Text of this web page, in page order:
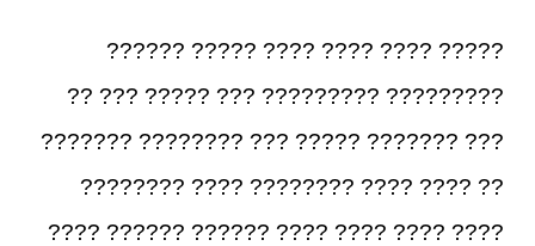
????? ???? ???? ???? ????? ??????
????????? ????????? ??? ????? ??? ??
??? ??????? ????? ??? ???????? ???????
?? ???? ???? ???????? ???? ????????
???? ???? ???? ???? ?????? ?????? ????